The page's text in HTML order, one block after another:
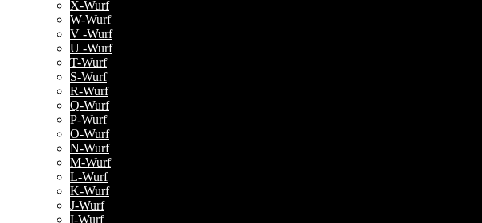
X-Wurf
W-Wurf
V -Wurf
U -Wurf
T-Wurf
S-Wurf
R-Wurf
Q-Wurf
P-Wurf
O-Wurf
N-Wurf
M-Wurf
L-Wurf
K-Wurf
J-Wurf
I-Wurf